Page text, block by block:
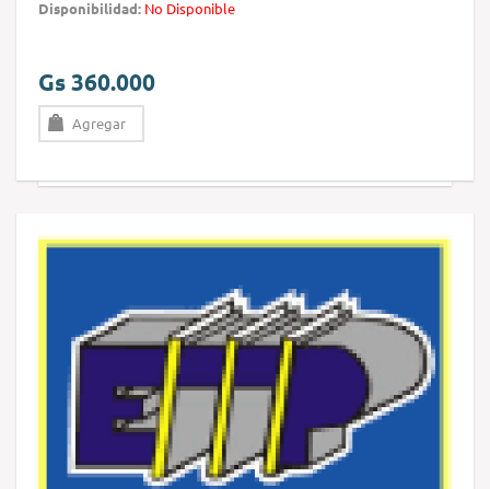
Disponibilidad: No Disponible
Gs 360.000
Agregar